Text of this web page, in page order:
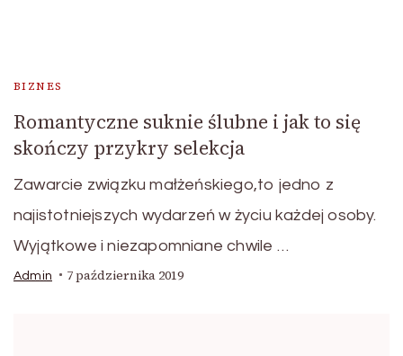
BIZNES
Romantyczne suknie ślubne i jak to się
skończy przykry selekcja
Zawarcie związku małżeńskiego,to jedno z
najistotniejszych wydarzeń w życiu każdej osoby.
Wyjątkowe i niezapomniane chwile …
Admin 7 października 2019